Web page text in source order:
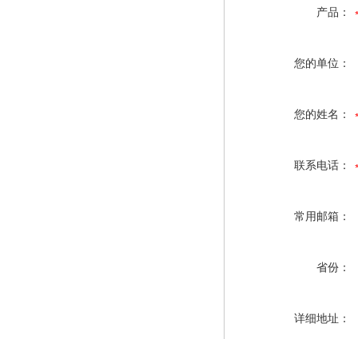
产品：
您的单位：
您的姓名：
联系电话：
常用邮箱：
省份：
详细地址：